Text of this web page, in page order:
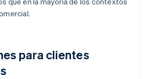
para clientes